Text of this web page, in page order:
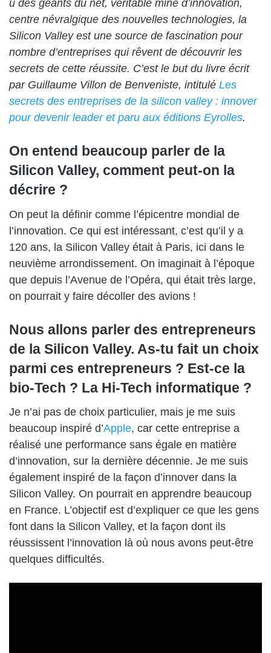
u des géants du net, véritable mine d’innovation,
centre névralgique des nouvelles technologies, la
Silicon Valley est une source de fascination pour
nombre d’entreprises qui rêvent de découvrir les
secrets de cette réussite. C’est le but du livre écrit
par Guillaume Villon de Benveniste, intitulé Les
secrets des entreprises de la silicon valley : innover
pour devenir leader et paru aux éditions Eyrolles.
On entend beaucoup parler de la
Silicon Valley, comment peut-on la
décrire ?
On peut la définir comme l’épicentre mondial de
l’innovation. Ce qui est intéressant, c’est qu’il y a
120 ans, la Silicon Valley était à Paris, ici dans le
neuvième arrondissement. On imaginait à l’époque
que depuis l’Avenue de l’Opéra, qui était très large,
on pourrait y faire décoller des avions !
Nous allons parler des entrepreneurs
de la Silicon Valley. As-tu fait un choix
parmi ces entrepreneurs ? Est-ce la
bio-Tech ? La Hi-Tech informatique ?
Je n’ai pas de choix particulier, mais je me suis
beaucoup inspiré d’Apple, car cette entreprise a
réalisé une performance sans égale en matière
d’innovation, sur la dernière décennie. Je me suis
également inspiré de la façon d’innover dans la
Silicon Valley. On pourrait en apprendre beaucoup
en France. L’objectif est d’expliquer ce que les gens
font dans la Silicon Valley, et la façon dont ils
réussissent l’innovation là où nous avons peut-être
quelques difficultés.